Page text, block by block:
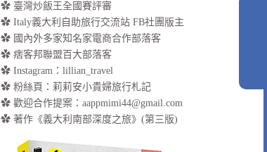
✿ 臺灣炒飯王全國賽評審
✿ Italy義大利自助旅行交流站 FB社團版主
✿ 國內外多家知名家電商合作部落客
✿ 痞客邦聯盟百大部落客
✿Instagram：lillian_travel
✿粉絲頁：莉莉安小貴婦旅行札記
✿ 歡迎合作提案：aappmimi44@gmail.com
✿ 著作《義大利南部深度之旅》(第三版)